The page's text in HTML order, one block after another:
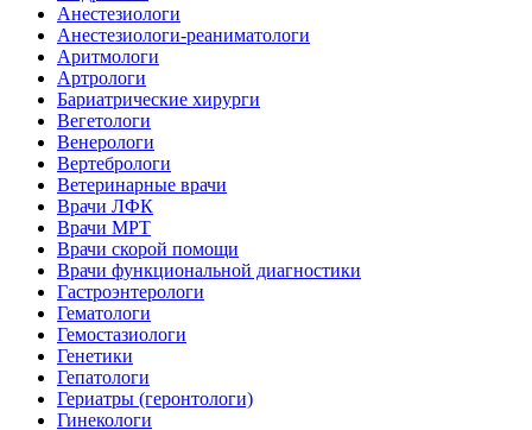
Анестезиологи
Анестезиологи-реаниматологи
Аритмологи
Артрологи
Бариатрические хирурги
Вегетологи
Венерологи
Вертебрологи
Ветеринарные врачи
Врачи ЛФК
Врачи МРТ
Врачи скорой помощи
Врачи функциональной диагностики
Гастроэнтерологи
Гематологи
Гемостазиологи
Генетики
Гепатологи
Гериатры (геронтологи)
Гинекологи